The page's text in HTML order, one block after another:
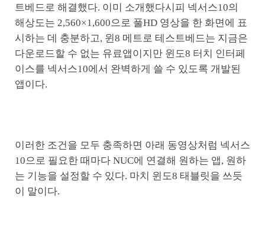
트베드로 해결했다. 이미 소개했다시피 넥서스10의
해상도는 2,560×1,600으로 풀HD 영상을 한 화면에 표
시하는 데 충분하고, 윈8 메트로 테스트베드는 지금은
다운로드할 수 없는 유료앱이지만 윈도8 터치 인터페
이스를 넥서스10에서 완벽하게 쓸 수 있도록 개발된
앱이다.
이러한 조건을 모두 충족하면 아래 동영상처럼 넥서스
10으로 필요한 때마다 NUC에 연결해 원하는 앱, 원하
는 기능을 설정할 수 있다. 마치 윈도8 태블릿을 쓰듯
이 말이다.